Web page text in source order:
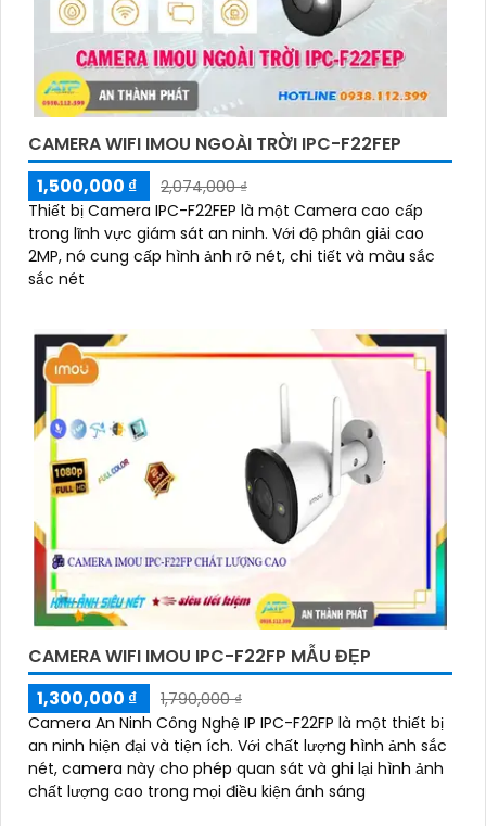
CAMERA WIFI IMOU NGOÀI TRỜI IPC-F22FEP
1,500,000 ₫
2,074,000 ₫
Thiết bị Camera IPC-F22FEP là một Camera cao cấp
trong lĩnh vực giám sát an ninh. Với độ phân giải cao
2MP, nó cung cấp hình ảnh rõ nét, chi tiết và màu sắc
sắc nét
CAMERA WIFI IMOU IPC-F22FP MẪU ĐẸP
1,300,000 ₫
1,790,000 ₫
Camera An Ninh Công Nghệ IP IPC-F22FP là một thiết bị
an ninh hiện đại và tiện ích. Với chất lượng hình ảnh sắc
nét, camera này cho phép quan sát và ghi lại hình ảnh
chất lượng cao trong mọi điều kiện ánh sáng